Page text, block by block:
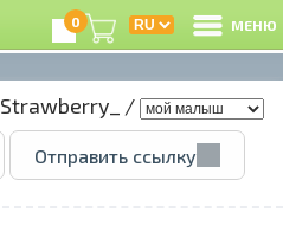
0 МЕНЮ
_Strawberry_ /
Отправить ссылку